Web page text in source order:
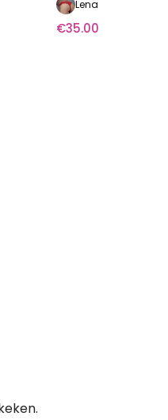
Lena
€35.00